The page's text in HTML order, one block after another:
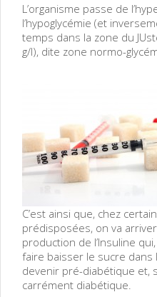
L’organisme passe de
l’hypoglycémie (et
temps dans la zone du
g/l), dite zone normo-
C’est ainsi que, chez
prédisposées, on va
production de l’Insuline
faire baisser le sucre dans
devenir pré-diabétique et,
carrément diabétique.